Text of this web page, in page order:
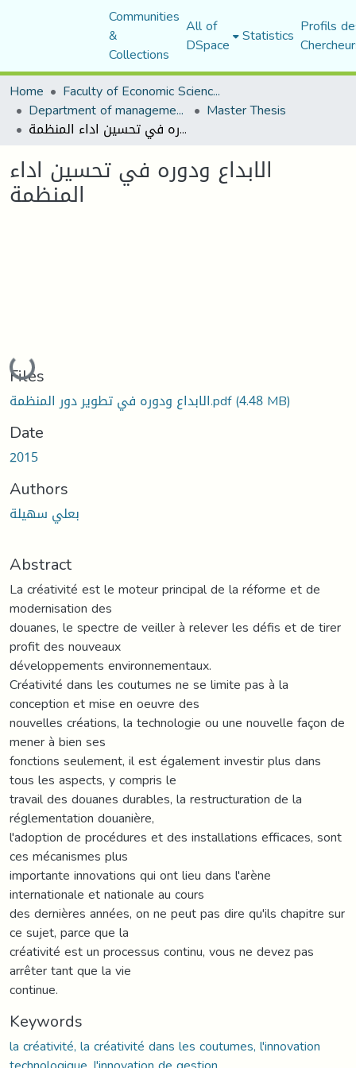
Communities
&
Collections
All of
DSpace Statistics Profils
Home
Faculty of Economic Sciences, Commerce and Management Sciences
Department of management sciences Master Thesis
الابداع ودوره في تحسين اداء المنظمة
الابداع ودوره في تحسين اداء
المنظمة
Loading...
Files
الابداع ودوره في تطوير دور المنظمة.pdf(4.48 MB)
Date
2015
Authors
بعلي سهيلة
Abstract
La créativité est le moteur principal de la réforme et de
modernisation des
douanes, le spectre de veiller à relever les défis et de tirer
profit des nouveaux
développements environnementaux.
Créativité dans les coutumes ne se limite pas à la
conception et mise en oeuvre des
nouvelles créations, la technologie ou une nouvelle façon de
mener à bien ses
fonctions seulement, il est également investir plus dans
tous les aspects, y compris le
travail des douanes durables, la restructuration de la
réglementation douanière,
l'adoption de procédures et des installations efficaces, sont
ces mécanismes plus
importante innovations qui ont lieu dans l'arène
internationale et nationale au cours
des dernières années, on ne peut pas dire qu'ils chapitre sur
ce sujet, parce que la
créativité est un processus continu, vous ne devez pas
arrêter tant que la vie
continue.
Keywords
la créativité, la créativité dans les coutumes, l'innovation